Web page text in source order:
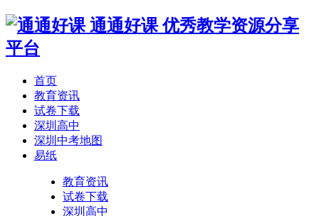
通通好课 优秀教学资源分享
平台
首页
教育资讯
试卷下载
深圳高中
深圳中考地图
易纸
教育资讯
试卷下载
深圳高中